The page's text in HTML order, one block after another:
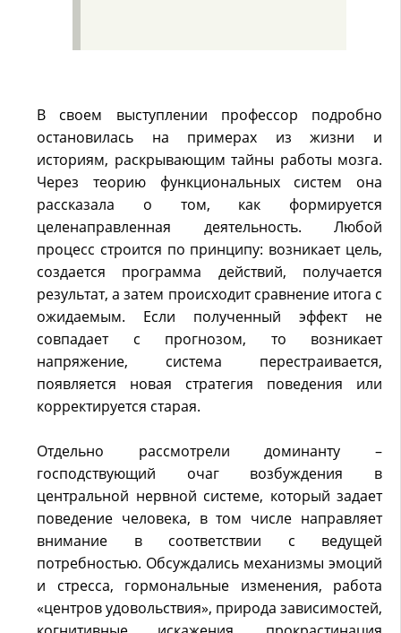
В своем выступлении профессор подробно
остановилась на примерах из жизни и
историям, раскрывающим тайны работы мозга.
Через теорию функциональных систем она
рассказала о том, как формируется
целенаправленная деятельность. Любой
процесс строится по принципу: возникает цель,
создается программа действий, получается
результат, а затем происходит сравнение итога с
ожидаемым. Если полученный эффект не
совпадает с прогнозом, то возникает
напряжение, система перестраивается,
появляется новая стратегия поведения или
корректируется старая.
Отдельно рассмотрели доминанту –
господствующий очаг возбуждения в
центральной нервной системе, который задает
поведение человека, в том числе направляет
внимание в соответствии с ведущей
потребностью. Обсуждались механизмы эмоций
и стресса, гормональные изменения, работа
«центров удовольствия», природа зависимостей,